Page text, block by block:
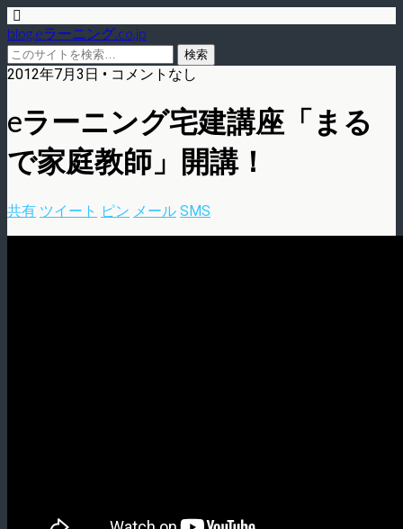
blog.eラーニング.co.jp
2012年7月3日 • コメントなし
eラーニング宅建講座「まる
で家庭教師」開講！
共有 ツイート ピン メール SMS